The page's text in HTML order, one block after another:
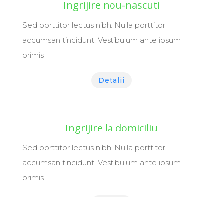
Ingrijire nou-nascuti
Sed porttitor lectus nibh. Nulla porttitor
accumsan tincidunt. Vestibulum ante ipsum
primis
Detalii
Ingrijire la domiciliu
Sed porttitor lectus nibh. Nulla porttitor
accumsan tincidunt. Vestibulum ante ipsum
primis